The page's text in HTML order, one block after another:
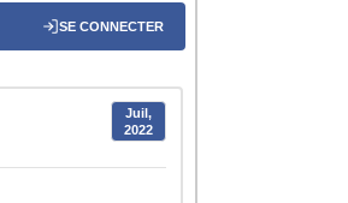
SE CONNECTER
Juil,
2022